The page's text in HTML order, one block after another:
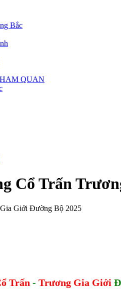
Bắc
QUAN
Cổ Trấn
Trấn - Trương Gia Giới